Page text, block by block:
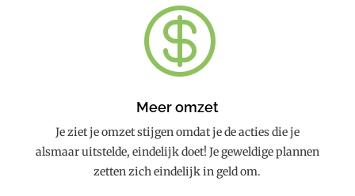

Meer omzet
Je ziet je omzet stijgen omdat je de acties die je
alsmaar uitstelde, eindelijk doet! Je geweldige plannen
zetten zich eindelijk in geld om.